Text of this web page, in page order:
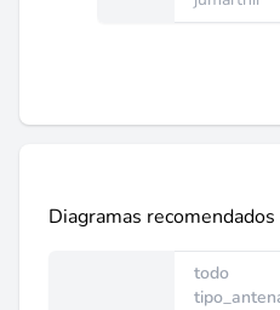
Diagramas recomendados
todo